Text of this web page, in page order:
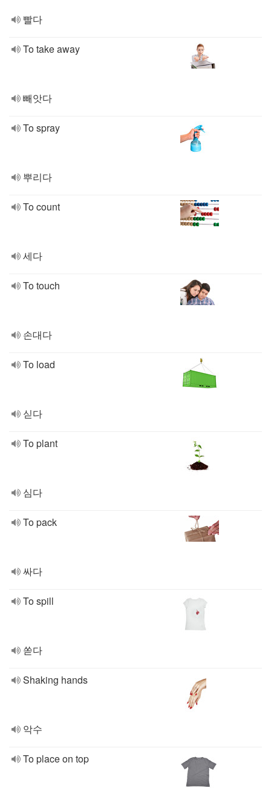
빨다
To take away
빼앗다
To spray
뿌리다
To count
세다
To touch
손대다
To load
싣다
To plant
심다
To pack
싸다
To spill
쏟다
Shaking hands
악수
To place on top